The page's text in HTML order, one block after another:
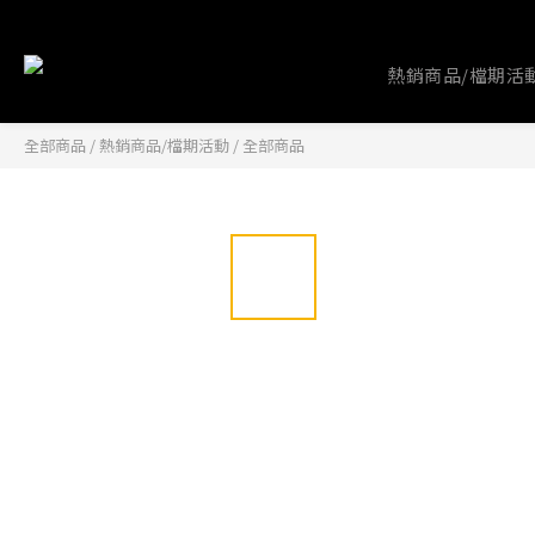
熱銷商品/檔期活
全部商品 /熱銷商品/檔期活動 / 全部商品